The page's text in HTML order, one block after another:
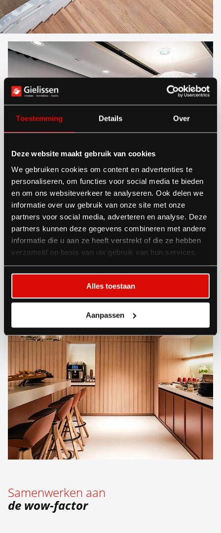
Toestemming Details Over
Deze website maakt gebruik van cookies
We gebruiken cookies om content en advertenties te
personaliseren, om functies voor social media te bieden
en om ons websiteverkeer te analyseren. Ook delen we
informatie over uw gebruik van onze site met onze
partners voor social media, adverteren en analyse. Deze
partners kunnen deze gegevens combineren met andere
informatie die u aan ze heeft verstrekt of die ze hebben
verzameld op basis van uw gebruik van hun services.
Alles toestaan
Aanpassen
Samenwerken aan
de wow-factor